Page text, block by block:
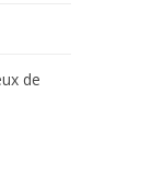
de